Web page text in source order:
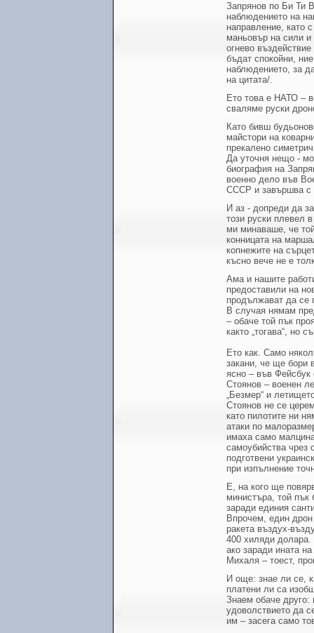
Запрянов по Би Ти
наблюдението на
направление, като
маньовър на сили
огнево
бъдат спокойни,
наблюдението, за
на цитата/.
Ето това е НАТО –
сваляме руски
Като бивш
майстори на
прекалено
Да уточня нещо -
биография на
военно дело във
СССР и завършва с
И аз - допреди да
този руски плевел
ми минаваше, че
конницата на
копнежите на
късно вече не е
Ама и нашите
предоставили на
продължават да се
В случая нямам
– обаче той пък
както „тогава“, но
Ето как. Само
закани, че ще бори
ясно – във Фейсбук
Стоянов – военен
„Безмер“ и
Стоянов не се
като пилотите ни
атаки по
имаха само
самоубийства чрез
подготвени
при изпълнение
Е, на кого ще
министъра, той пък
заради единия
Впрочем, един
ракета въздух-
400 хиляди
ако заради ината
Михаля – тоест,
И още: знае ли се,
платени ли са
Знаем обаче
удоволствието да
им – засега само